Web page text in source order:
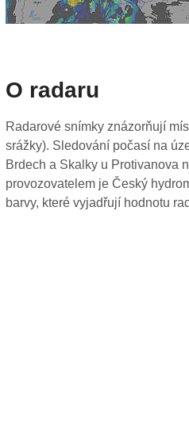
O radaru
Radarové snímky znázorňují
srážky). Sledování počasí na
Brdech a Skalky u Protivanova
provozovatelem je Český
barvy, které vyjadřují hodnotu